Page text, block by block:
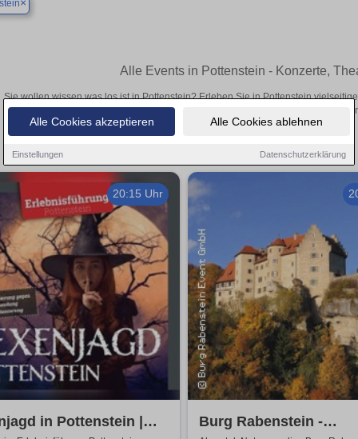
Alle Cookies akzeptieren Alle Cookies ablehnen
Einstellungen Datenschutzerklärung
×
Alle Events in Pottenstein - Konzerte,
Sie wollen wissen was los ist in Pottenstein? Erleben Sie in Pottenstein
Theateraufführungen oder aufregende Veranstaltungen in
20:15 Uhr
in Pottenstein |
Burg Rabenstein -